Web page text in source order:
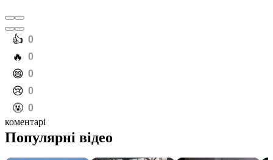
️👍 0
️🔥 0
️😄 0
️😢 0
️🤬 0
коментарі